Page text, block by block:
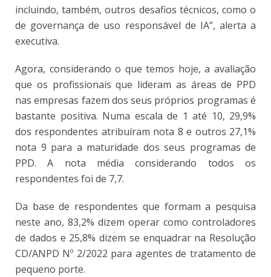
incluindo, também, outros desafios técnicos, como o
de governança de uso responsável de IA”, alerta a
executiva.
Agora, considerando o que temos hoje, a avaliação
que os profissionais que lideram as áreas de PPD
nas empresas fazem dos seus próprios programas é
bastante positiva. Numa escala de 1 até 10, 29,9%
dos respondentes atribuíram nota 8 e outros 27,1%
nota 9 para a maturidade dos seus programas de
PPD. A nota média considerando todos os
respondentes foi de 7,7.
Da base de respondentes que formam a pesquisa
neste ano, 83,2% dizem operar como controladores
de dados e 25,8% dizem se enquadrar na Resolução
CD/ANPD Nº 2/2022 para agentes de tratamento de
pequeno porte.